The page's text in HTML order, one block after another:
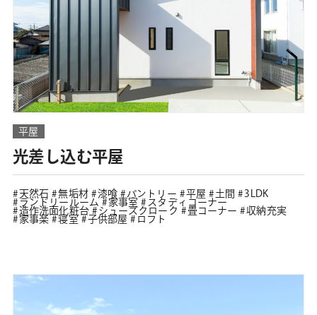
平屋
光差し込む平屋
天然石 無垢材 漆喰 パントリー 平屋 土間
3LDK
ランドリールーム
家事室
スタディコーナー
造作洗面化粧台
シューズクローク 畳コーナー
収納充実
家事楽
寝室 子供部屋 ロフト